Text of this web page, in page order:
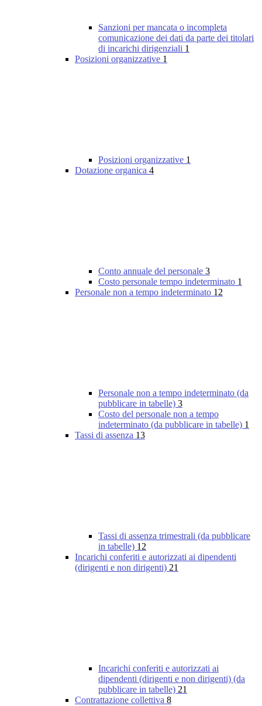
Sanzioni per mancata o incompleta
comunicazione dei dati da parte dei titolari
di incarichi dirigenziali 1
Posizioni organizzative 1
Posizioni organizzative 1
Dotazione organica 4
Conto annuale del personale 3
Costo personale tempo indeterminato 1
Personale non a tempo indeterminato 12
Personale non a tempo indeterminato (da
pubblicare in tabelle) 3
Costo del personale non a tempo
indeterminato (da pubblicare in tabelle) 1
Tassi di assenza 13
Tassi di assenza trimestrali (da pubblicare
in tabelle) 12
Incarichi conferiti e autorizzati ai dipendenti
(dirigenti e non dirigenti) 21
Incarichi conferiti e autorizzati ai
dipendenti (dirigenti e non dirigenti) (da
pubblicare in tabelle) 21
Contrattazione collettiva 8